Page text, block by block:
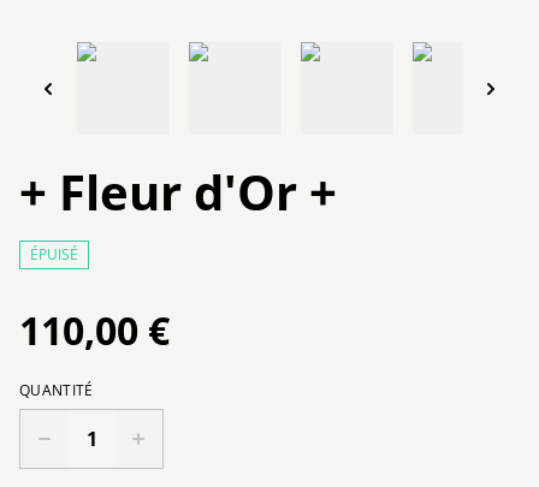
+ Fleur d'Or +
ÉPUISÉ
110,00 €
QUANTITÉ